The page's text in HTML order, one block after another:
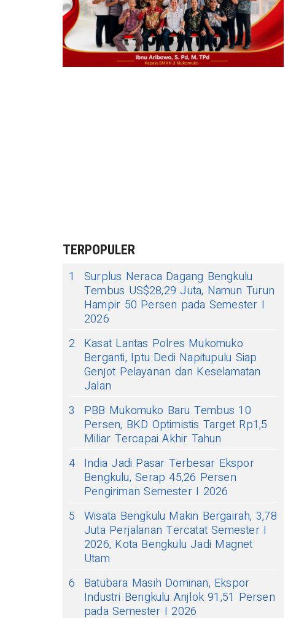
TERPOPULER
1
Surplus Neraca Dagang Bengkulu
Tembus US$28,29 Juta, Namun Turun
Hampir 50 Persen pada Semester I
2026
2
Kasat Lantas Polres Mukomuko
Berganti, Iptu Dedi Napitupulu Siap
Genjot Pelayanan dan Keselamatan
Jalan
3
PBB Mukomuko Baru Tembus 10
Persen, BKD Optimistis Target Rp1,5
Miliar Tercapai Akhir Tahun
4 India Jadi Pasar Terbesar Ekspor
Bengkulu, Serap 45,26 Persen
Pengiriman Semester I 2026
5 Wisata Bengkulu Makin Bergairah, 3,78
Juta Perjalanan Tercatat Semester I
2026, Kota Bengkulu Jadi Magnet
Utam
6
Batubara Masih Dominan, Ekspor
Industri Bengkulu Anjlok 91,51 Persen
pada Semester I 2026